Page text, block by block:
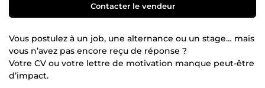
Contacter le vendeur
Vous postulez à un job, une alternance ou un stage… mais
vous n’avez pas encore reçu de réponse ?
Votre CV ou votre lettre de motivation manque peut-être
d’impact.